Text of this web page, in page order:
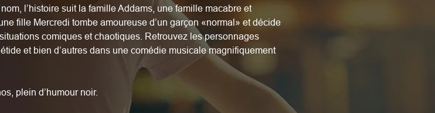
l’histoire suit la famille Addams, une famille macabre et
fille Mercredi tombe amoureuse d’un garçon «normal» et décide
comiques et chaotiques. Retrouvez les personnages
et bien d’autres dans une comédie musicale magnifiquement
plein d’humour noir.